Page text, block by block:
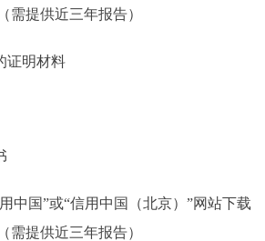
需提供近三年报告）
证明材料
中国”或“信用中国（北京）”网站下载
需提供近三年报告）